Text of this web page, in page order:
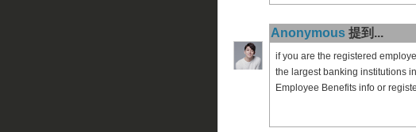
Anonymous提到...
if you are the registered
the largest banking institutions
Employee Benefits info or